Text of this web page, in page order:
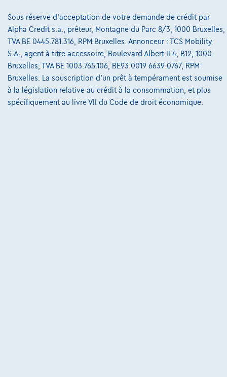
Découvrez l’exemple chiffré complet
8800 Roeselare, Decocars Roeselare
Comparer
Voir le véhicule
Sous réserve d'acceptation de votre demande de crédit par
Alpha Credit s.a., prêteur, Montagne du Parc 8/3, 1000 Bruxelles,
TVA BE 0445.781.316, RPM Bruxelles. Annonceur : TCS Mobility
S.A., agent à titre accessoire, Boulevard Albert II 4, B12, 1000
Bruxelles, TVA BE 1003.765.106, BE93 0019 6639 0767, RPM
Bruxelles. La souscription d'un prêt à tempérament est soumise
à la législation relative au crédit à la consommation, et plus
spécifiquement au livre VII du Code de droit économique.